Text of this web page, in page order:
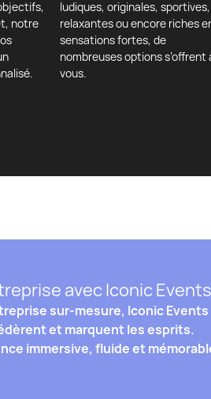
notre
ludiques, originales, sportives,
relaxantes ou encore riches
sensations fortes, de
nombreuses options s’offrent
vous.
avec Iconic Events
sur-mesure, Iconic Events
et marquent les esprits.
immersive, fluide et